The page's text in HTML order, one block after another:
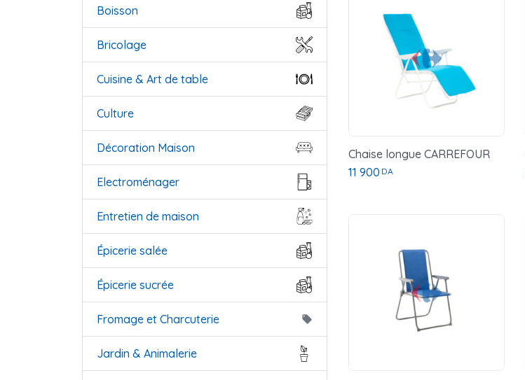
Boisson
Bricolage
Cuisine & Art de table
Culture
Décoration Maison
Electroménager
Entretien de maison
Épicerie salée
Épicerie sucrée
Fromage et Charcuterie local_offer
Jardin & Animalerie
Chaise longue CARREFOUR
11 900 DA